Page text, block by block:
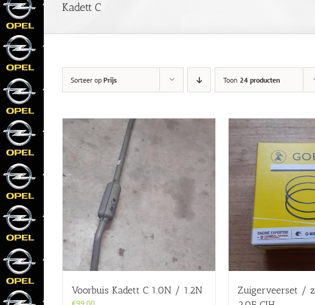
Kadett C
Sorteer op Prijs Toon 24 producten
Voorbuis Kadett C 1.0N / 1.2N
Zuigerveerset /